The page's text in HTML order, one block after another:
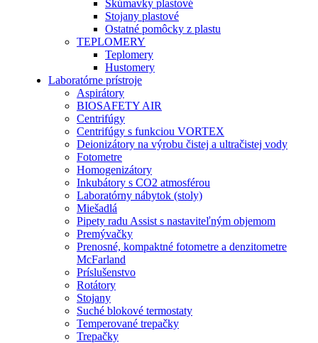
Skúmavky plastové
Stojany plastové
Ostatné pomôcky z plastu
TEPLOMERY
Teplomery
Hustomery
Laboratórne prístroje
Aspirátory
BIOSAFETY AIR
Centrifúgy
Centrifúgy s funkciou VORTEX
Deionizátory na výrobu čistej a ultračistej vody
Fotometre
Homogenizátory
Inkubátory s CO2 atmosférou
Laboratórny nábytok (stoly)
Miešadlá
Pipety radu Assist s nastaviteľným objemom
Premývačky
Prenosné, kompaktné fotometre a denzitometre
McFarland
Príslušenstvo
Rotátory
Stojany
Suché blokové termostaty
Temperované trepačky
Trepačky